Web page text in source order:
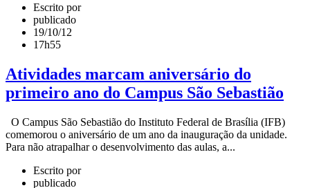
Escrito por
publicado
19/10/12
17h55
Atividades marcam aniversário do
primeiro ano do Campus São Sebastião
O Campus São Sebastião do Instituto Federal de Brasília (IFB)
comemorou o aniversário de um ano da inauguração da unidade.
Para não atrapalhar o desenvolvimento das aulas, a...
Escrito por
publicado